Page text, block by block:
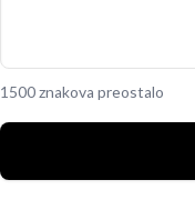
1500 znakova preostalo